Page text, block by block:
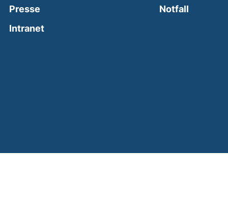
Presse
Intranet(external link, opens in a new window)
Notfall